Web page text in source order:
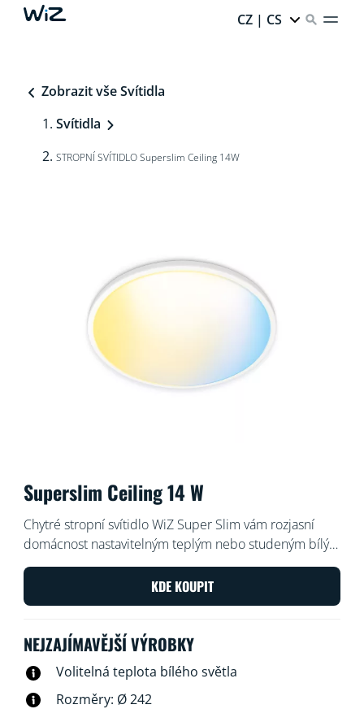
CZ | CS
Zobrazit vše Svítidla
Svítidla
STROPNÍ SVÍTIDLO Superslim Ceiling 14W
Superslim Ceiling 14 W
Chytré stropní svítidlo WiZ Super Slim vám rozjasní
domácnost nastavitelným teplým nebo studeným bílým
světlem. Můžete jej snadno ovládat pomocí aplikace
WiZ nebo hlasovými povely.KDE KOUPIT
NEJZAJÍMAVĚJŠÍ VÝROBKY
Volitelná teplota bílého světla
Rozměry: Ø 242